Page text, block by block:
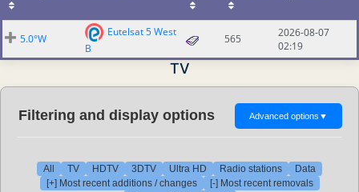
5.0°W
Eutelsat 5 West
B
565
2026-08-07
02:19
TV
Filtering and display options Advanced options ▼
All TV HDTV 3DTV Ultra HD Radio stations
Data
[+] Most recent additions / changes
[-] Most recent removals